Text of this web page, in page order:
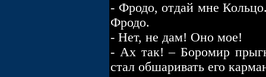
- Фродо, отдай мне
Фродо.
- Нет, не дам! Оно мое!
- Ах так! – Боромир
стал обшаривать его